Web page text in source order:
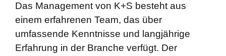
Das Management von K+S besteht aus
einem erfahrenen Team, das über
umfassende Kenntnisse und langjährige
Erfahrung in der Branche verfügt. Der